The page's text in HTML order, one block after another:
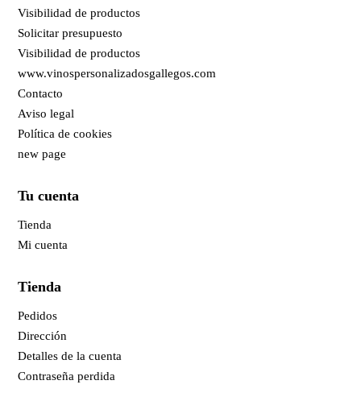
Visibilidad de productos
Solicitar presupuesto
Visibilidad de productos
www.vinospersonalizadosgallegos.com
Contacto
Aviso legal
Política de cookies
new page
Tu cuenta
Tienda
Mi cuenta
Tienda
Pedidos
Dirección
Detalles de la cuenta
Contraseña perdida